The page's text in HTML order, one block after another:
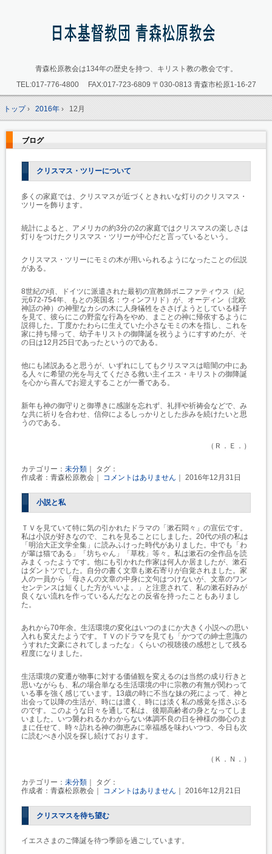
青森松原教会は134年の歴史を持つ、キリスト教の教会です。
TEL:017-776-4800FAX:017-723-6809 〒030-0813 青森市松原1-16-27
トップ› 2016年› 12月
ブログ
クリスマス・ツリーについて
多くの家庭では、クリスマスが近づくときれいな灯りのクリスマス・
ツリーを飾ります。
統計によると、アメリカの約3分の2の家庭ではクリスマスの楽しさは
灯りをつけたクリスマス・ツリーが中心だと言っているという。
クリスマス・ツリーにモミの木が用いられるようになったことの伝説
がある。
8世紀の頃、ドイツに派遣された最初の宣教師ボニファティウス（紀
元672-754年、もとの英国名：ウィンフリド）が、オーディン（北欧
神話の神）の神聖なカシの木に人身犠牲をささげようとしている様子
を見て、彼らにこの野蛮な行為をやめ、まことの神に帰依するように
説得した。丁度かたわらに生えていた小さなモミの木を指し、これを
家に持ち帰って、幼子キリストの御降誕を祝うようにすすめたが、そ
の日は12月25日であったというのである。
他にも諸説あると思うが、いずれにしてもクリスマスは暗闇の中にあ
る人々に希望の光を与えてくださる救い主イエス・キリストの御降誕
を心から喜んでお迎えすることが一番である。
新年も神の御守りと御導きに感謝を忘れず、礼拝や祈祷会などで、み
な共に祈りを合わせ、信仰によるしっかりとした歩みを続けたいと思
うのである。
（Ｒ．Ｅ．）
カテゴリー： 未分類 ｜ タグ：
作成者：青森松原教会｜
コメントはありません ｜ 2016年12月31日
小説と私
ＴＶを見ていて特に気の引かれたドラマの「漱石悶々」の宣伝です。
私は小説が好きなので、これを見ることにしました。20代の頃の私は
「明治大正文学全集」に読みふけった時代がありました。中でも「わ
が輩は猫である」「坊ちゃん」「草枕」等々。私は漱石の全作品を読
みまくったようです。他にも引かれた作家は何人か居ましたが、漱石
はダントツでした。自分の書く文章も漱石寄りが自覚されました。家
人の一員から「母さんの文章の中身に文句はつけないが、文章のワン
センテンスは短くした方がいいよ。」と注意されて、私の漱石好みが
良くない流れを作っているんだなとの反省を持ったこともありまし
た。
あれから70年余。生活環境の変化はいつのまにか大きく小説への思い
入れも変えたようです。ＴＶのドラマを見ても「かつての紳士意識の
うすれた文豪にされてしまったな」くらいの視聴後の感想として残る
程度になりました。
生活環境の変遷が物事に対する価値観を変えるのは当然の成り行きと
思いながらも、私の場合単なる生活環境の中に宗教の有無が関わって
いる事を強く感じています。13歳の時に不当な妹の死によって、神と
出会って以降の生活が、時には濃く、時には淡く私の感覚を揺さぶる
のです。このような日々を通して私は、後期高齢者の身となってしま
いました。いつ襲われるかわからない体調不良の日を神様の御心のま
まに任せて、時々訪れる神の御恵みに幸福感を味わいつつ、今日も次
に読むべき小説を探し続けております。
（Ｋ．Ｎ．）
カテゴリー： 未分類 ｜ タグ：
作成者：青森松原教会｜
コメントはありません ｜ 2016年12月21日
クリスマスを待ち望む
イエスさまのご降誕を待つ季節を過ごしています。